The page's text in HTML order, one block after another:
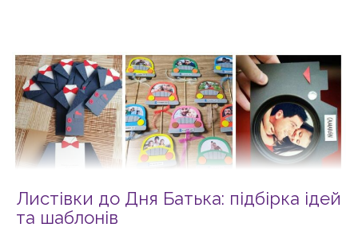
Листівки до Дня Батька: підбірка ідей
та шаблонів